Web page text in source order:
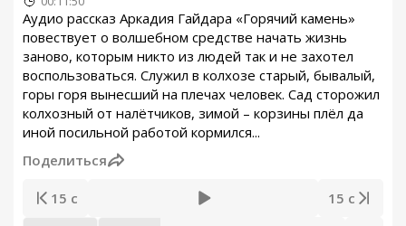
Аудио рассказ Аркадия Гайдара «Горячий камень»
повествует о волшебном средстве начать жизнь
заново, которым никто из людей так и не захотел
воспользоваться. Служил в колхозе старый, бывалый,
горы горя вынесший на плечах человек. Сад сторожил
колхозный от налётчиков, зимой – корзины плёл да
иной посильной работой кормился...
Поделиться
15 с 15 с